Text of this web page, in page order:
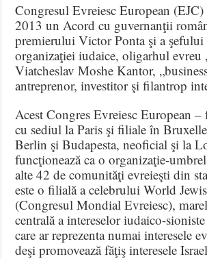
Congresul Evreiesc European (EJC)
2013 un Acord cu guvernanţii
premierului Victor Ponta şi a şefului
organizaţiei iudaice, oligarhul evreu
Viatcheslav Moshe Kantor,
antreprenor, investitor şi filantrop
Acest Congres Evreiesc European
cu sediul la Paris şi filiale în
Berlin şi Budapesta, neoficial şi la
funcţionează ca o organizaţie-
alte 42 de comunităţi evreieşti din
este o filială a celebrului World
(Congresul Mondial Evreiesc),
centrală a intereselor iudaico-
care ar reprezenta numai interesele
deşi promovează făţiş interesele